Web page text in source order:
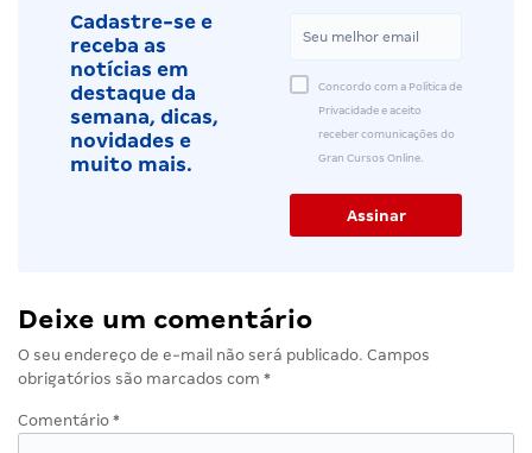
Cadastre-se e
receba as
notícias em
destaque da
semana, dicas,
novidades e
muito mais.
Concordo com a Política de
Privacidade e aceito
receber comunicações do
Gran Cursos Online.
Deixe um comentário
O seu endereço de e-mail não será publicado. Campos
obrigatórios são marcados com *
Comentário *